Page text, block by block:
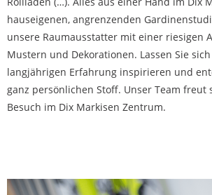
hauseigenen, angrenzenden
unsere Raumausstatter mit einer riesigen
Mustern und Dekorationen. Lassen Sie
langjährigen Erfahrung inspirieren und
ganz persönlichen Stoff. Unser Team freut
Besuch im Dix Markisen Zentrum.